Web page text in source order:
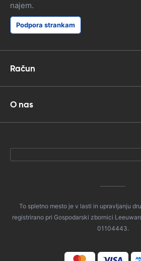
najem.
Podpora strankam
Račun
O nas
To spletno mesto je v lasti in upravljanju
registrirano pri Gospodarski zbornici
01104443.